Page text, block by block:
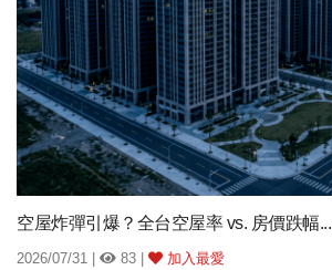
空屋炸彈引爆？全台空屋率 vs. 房價跌幅...
2026/07/31 | 83 | 加入最愛